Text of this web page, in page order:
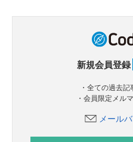
新規会員登録
・全ての過去
・会員限定メル
メール